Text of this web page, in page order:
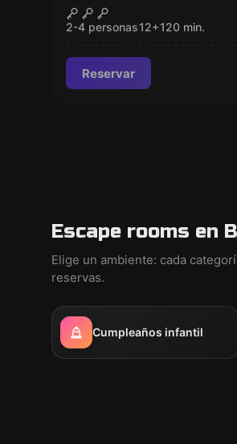
El Búnker
2-4 personas12+120 min.
Reservar
Escape rooms en
Elige un ambiente: cada
reservas.
Cumpleaños infantil